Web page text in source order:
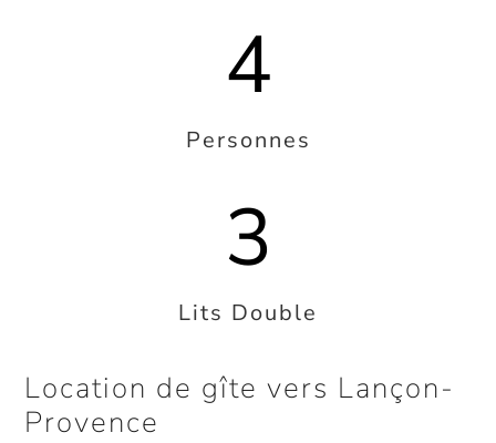
4
Personnes
3
Lits Double
Location de gîte vers Lançon-
Provence